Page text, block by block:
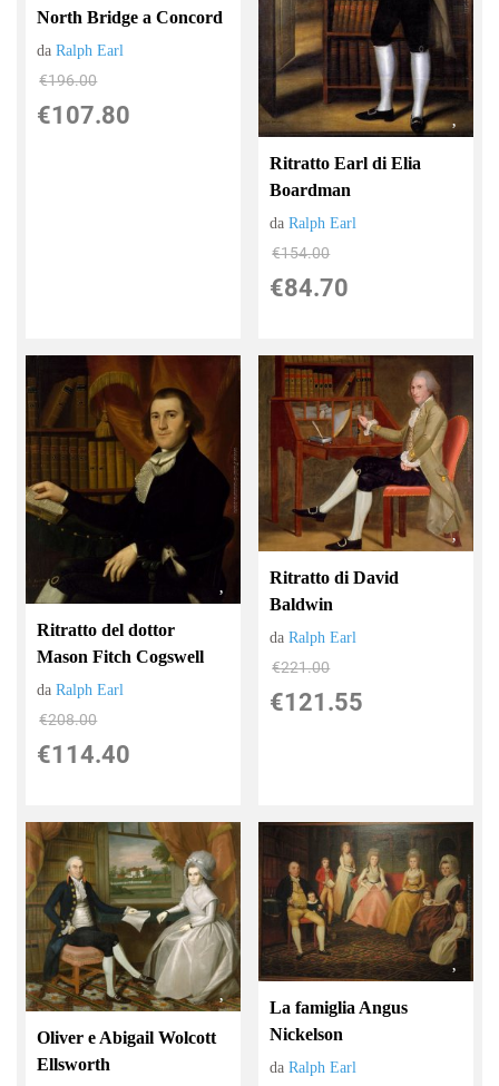
North Bridge a Concord
daRalph Earl
€196.00
€107.80
Ritratto Earl di Elia
Boardman
daRalph Earl
€154.00
€84.70
Ritratto del dottor
Mason Fitch Cogswell
daRalph Earl
€208.00
€114.40
Ritratto di David
Baldwin
daRalph Earl
€221.00
€121.55
Oliver e Abigail Wolcott
Ellsworth
La famiglia Angus
Nickelson
daRalph Earl